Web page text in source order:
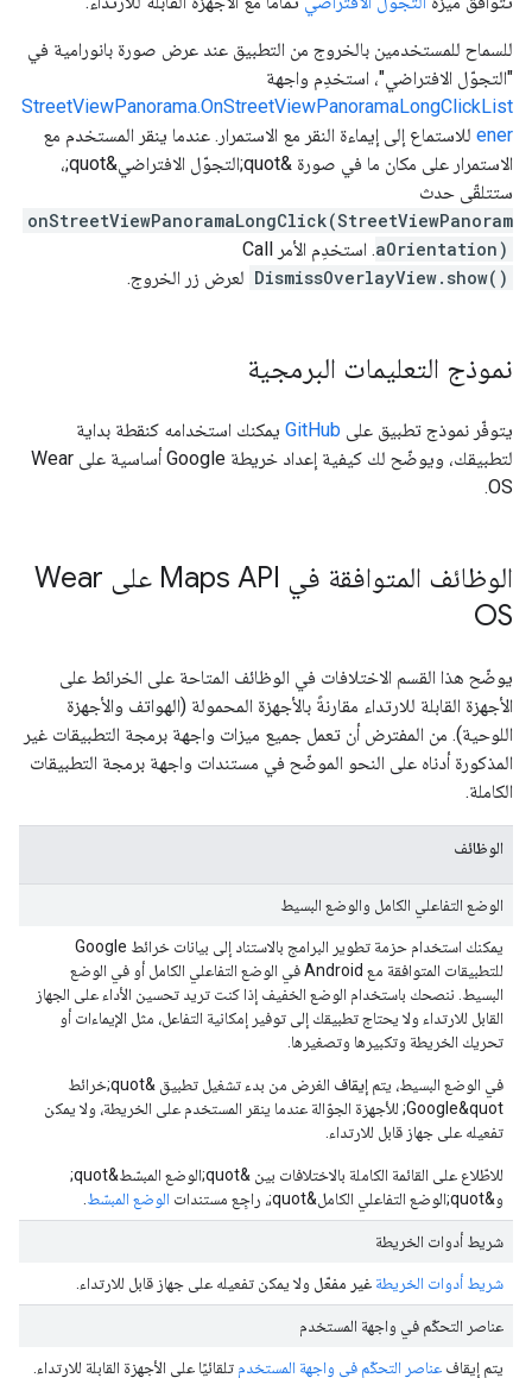
للسماح للمستخدمين بالخروج من التطبيق عند عرض صورة بانورامية في
"التجوّل الافتراضي"، استخدِم واجهة
StreetViewPanorama.OnStreetViewPanoramaLongClickList
ener للاستماع إلى إيماءة النقر مع الاستمرار. عندما ينقر المستخدم مع
الاستمرار على مكان ما في صورة &quot;التجوّل الافتراضي&quot;،
ستتلقّى حدث
onStreetViewPanoramaLongClick(StreetViewPanoram
aOrientation). استخدِم الأمر Call
DismissOverlayView.show() لعرض زر الخروج.
نموذج التعليمات البرمجية
يتوفّر نموذج تطبيق على GitHub يمكنك استخدامه كنقطة بداية
لتطبيقك، ويوضّح لك كيفية إعداد خريطة Google أساسية على Wear
OS.
الوظائف المتوافقة في Maps API على Wear
OS
يوضّح هذا القسم الاختلافات في الوظائف المتاحة على الخرائط على
الأجهزة القابلة للارتداء مقارنةً بالأجهزة المحمولة (الهواتف والأجهزة
اللوحية). من المفترض أن تعمل جميع ميزات واجهة برمجة التطبيقات غير
المذكورة أدناه على النحو الموضّح في مستندات واجهة برمجة التطبيقات
الكاملة.
الوظائف
الوضع التفاعلي الكامل والوضع البسيط
يمكنك استخدام حزمة تطوير البرامج بالاستناد إلى بيانات خرائط Google
للتطبيقات المتوافقة مع Android في الوضع التفاعلي الكامل أو في الوضع
البسيط. ننصحك باستخدام الوضع الخفيف إذا كنت تريد تحسين الأداء على الجهاز
القابل للارتداء ولا يحتاج تطبيقك إلى توفير إمكانية التفاعل، مثل الإيماءات أو
تحريك الخريطة وتكبيرها وتصغيرها.
في الوضع البسيط، يتم إيقاف
الغرض من بدء تشغيل تطبيق &quot;خرائط
Google&quot; للأجهزة الجوّالة عندما ينقر المستخدم على الخريطة، ولا يمكن
تفعيله على جهاز قابل للارتداء.
للاطّلاع على القائمة الكاملة بالاختلافات بين &quot;الوضع المبسّط&quot;
و&quot;الوضع التفاعلي الكامل&quot;، راجِع مستندات
الوضع المبسّط
شريط أدوات الخريطة
شريط أدوات الخريطة غير مفعّل ولا يمكن تفعيله على جهاز قابل للارتداء.
عناصر التحكّم في واجهة المستخدم
يتم إيقاف عناصر التحكّم في واجهة المستخدم تلقائيًا على الأجهزة القابلة للارتداء.